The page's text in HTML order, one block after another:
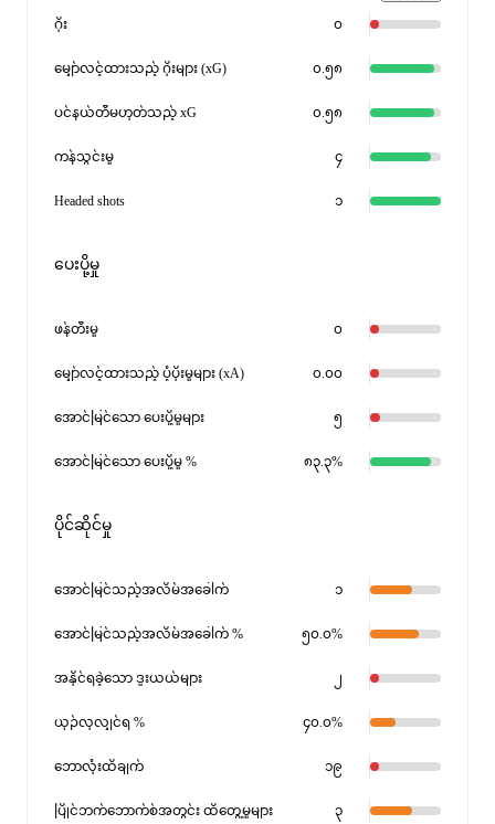
ဂိုး ၀
မျှော်လင့်ထားသည့် ဂိုးများ (xG) ၀.၅၈
ပင်နယ်တီမဟုတ်သည့် xG ၀.၅၈
ကန်သွင်းမှု ၄
Headed shots ၁
ပေးပို့မှု
ဖန်တီးမှု ၀
မျှော်လင့်ထားသည့် ပံ့ပိုးမှုများ (xA) ၀.၀၀
အောင်မြင်သော ပေးပို့မှုများ ၅
အောင်မြင်သော ပေးပို့မှု % ၈၃.၃%
ပိုင်ဆိုင်မှု
အောင်မြင်သည့်အလိမ်အခေါက် ၁
အောင်မြင်သည့်အလိမ်အခေါက် % ၅၀.၀%
အနိုင်ရခဲ့သော ဒူးယယ်များ ၂
ယှဉ်လုလျှင်ရ % ၄၀.၀%
ဘောလုံးထိချက် ၁၉
ပြိုင်ဘက်ဘောက်စ်အတွင်း ထိတွေ့မှုများ ၃